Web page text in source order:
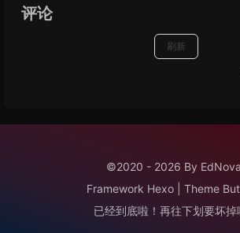
评论
刷新
©2020 - 2026 By
Framework Hexo Theme
已经到底啦！再往下划要坏掉